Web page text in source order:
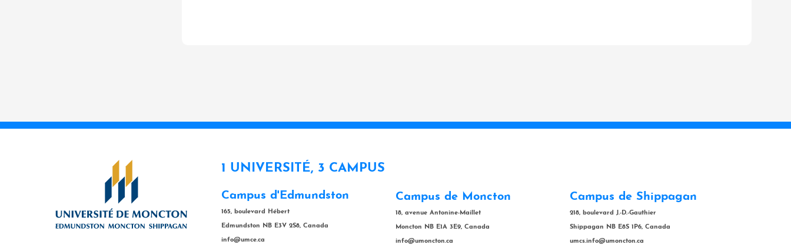
1 UNIVERSITÉ, 3 CAMPUS
Campus d'Edmundston
165, boulevard Hébert
Edmundston NB E3V 2S8, Canada
info@umce.ca
Campus de Moncton
18, avenue Antonine-Maillet
Moncton NB E1A 3E9, Canada
info@umoncton.ca
Campus de Shippagan
218, boulevard J.-D.-Gauthier
Shippagan NB E8S 1P6, Canada
umcs.info@umoncton.ca